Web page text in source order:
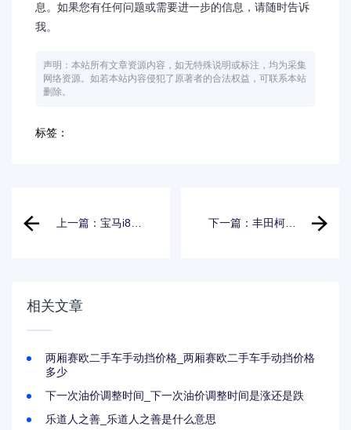
息。如果您有任何问题或需要进一步的信息，请随时告诉
我。
声明：本站所有文章资源内容，如无特殊说明或标注，均为采集
网络资源。如若本站内容侵犯了原著者的合法权益，可联系本站
删除。
标签：
上一篇：宝马i8价
下一篇：丰田柯斯
相关文章
两厢赛欧二手车手动挡价格_两厢赛欧二手车手动挡价格
多少
下一次油价调整时间_下一次油价调整时间是涨还是跌
乐道人之善_乐道人之善是什么意思